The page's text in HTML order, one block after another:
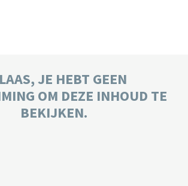
JE HEBT GEEN
OM DEZE INHOUD TE
BEKIJKEN.